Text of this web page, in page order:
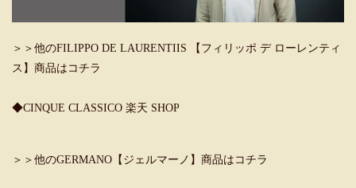
＞＞他のFILIPPO DE LAURENTIIS 【フィリッポ デ ローレンティ
ス】商品はコチラ
◆CINQUE CLASSICO 楽天 SHOP
＞＞他のGERMANO【ジェルマーノ】商品はコチラ